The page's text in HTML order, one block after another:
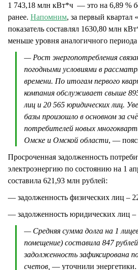
1 743,18 млн кВт*ч — это на 6,89 %
ранее. Напомним, за первый квартал
показатель составлял 1630,80 млн
меньше уровня аналогичного
— Рост энергопотребления
погодными условиями в
времени. По итогам первого
компания обслуживает свыше
лиц и 20 565 юридических лиц.
базы произошло в основном за
потребителей новых
Омске и Омской области, —
Просроченная задолженность
электроэнергию по состоянию на 1
составила 621,93 млн рублей:
— задолженность физических лиц –
— задолженность юридических лиц –
— Средняя сумма долга на 1
помещение) составила 847
задолженность зафиксирована
счетов, — уточнили энергетики.